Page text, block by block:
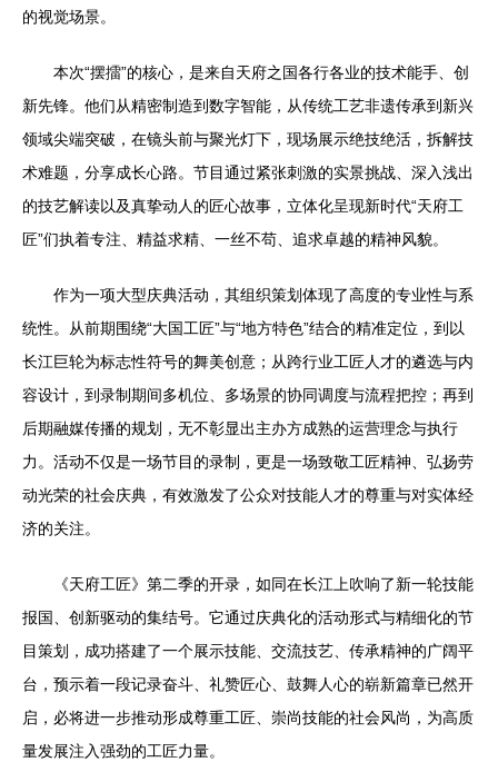
的视觉场景。
本次“摆擂”的核心，是来自天府之国各行各业的技术能手、创
新先锋。他们从精密制造到数字智能，从传统工艺非遗传承到新兴
领域尖端突破，在镜头前与聚光灯下，现场展示绝技绝活，拆解技
术难题，分享成长心路。节目通过紧张刺激的实景挑战、深入浅出
的技艺解读以及真挚动人的匠心故事，立体化呈现新时代“天府工
匠”们执着专注、精益求精、一丝不苟、追求卓越的精神风貌。
作为一项大型庆典活动，其组织策划体现了高度的专业性与系
统性。从前期围绕“大国工匠”与“地方特色”结合的精准定位，到以
长江巨轮为标志性符号的舞美创意；从跨行业工匠人才的遴选与内
容设计，到录制期间多机位、多场景的协同调度与流程把控；再到
后期融媒传播的规划，无不彰显出主办方成熟的运营理念与执行
力。活动不仅是一场节目的录制，更是一场致敬工匠精神、弘扬劳
动光荣的社会庆典，有效激发了公众对技能人才的尊重与对实体经
济的关注。
《天府工匠》第二季的开录，如同在长江上吹响了新一轮技能
报国、创新驱动的集结号。它通过庆典化的活动形式与精细化的节
目策划，成功搭建了一个展示技能、交流技艺、传承精神的广阔平
台，预示着一段记录奋斗、礼赞匠心、鼓舞人心的崭新篇章已然开
启，必将进一步推动形成尊重工匠、崇尚技能的社会风尚，为高质
量发展注入强劲的工匠力量。